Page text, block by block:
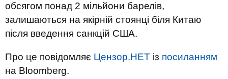
обсягом понад 2 мільйони барелів,
залишаються на якірній стоянці біля Китаю
після введення санкцій США.
Про це повідомляє Цензор.НЕТ із посиланням
на Bloomberg.